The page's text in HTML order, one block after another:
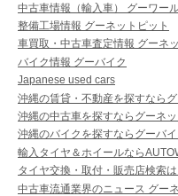
中古車情報（輸入車） グーワー
整備工場情報 グーネットピット
車買取・中古車査定情報 グーネ
バイク情報 グーバイク
Japanese used cars
沖縄の賃貸・不動産を探すなら
沖縄の中古車を探すならグーネ
沖縄のバイクを探すならグーバ
輸入タイヤ＆ホイールなら
タイヤ交換・取付・販売店検索
中古車流通業界のニュース グー